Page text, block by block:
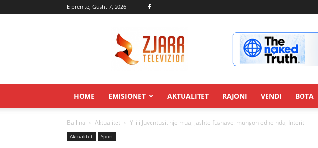
E premte, Gusht 7, 2026
HOME EMISIONET AKTUALITET RAJONI VENDI BOTA
Ballina Aktualitet Ylli i Juventusit një muaj jashtë fushave, mungon edhe ndaj Interit
Aktualitet Sport